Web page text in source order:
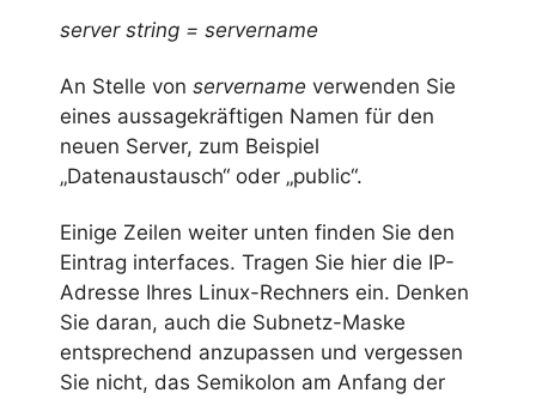
server string = servername
An Stelle von servername verwenden Sie
eines aussagekräftigen Namen für den
neuen Server, zum Beispiel
„Datenaustausch“ oder „public“.
Einige Zeilen weiter unten finden Sie den
Eintrag interfaces. Tragen Sie hier die IP-
Adresse Ihres Linux-Rechners ein. Denken
Sie daran, auch die Subnetz-Maske
entsprechend anzupassen und vergessen
Sie nicht, das Semikolon am Anfang der